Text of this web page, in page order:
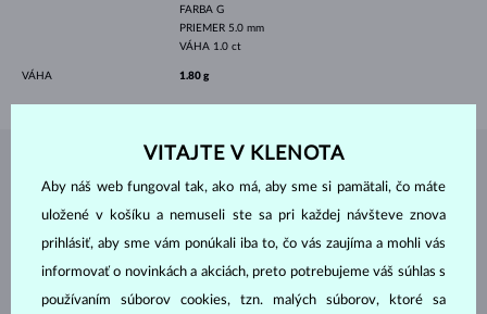
FARBA G
PRIEMER 5.0 mm
VÁHA 1.0 ct
VÁHA 1.80 g
ŠPERKY ZATELIÉRU KLENOTA
VITAJTE V KLENOTA
Aby náš web fungoval tak, ako má, aby sme si pamätali, čo máte
uložené v košíku a nemuseli ste sa pri každej návšteve znova
prihlásiť, aby sme vám ponúkali iba to, čo vás zaujíma a mohli vás
informovať o novinkách a akciách, preto potrebujeme váš súhlas s
používaním súborov cookies, tzn. malých súborov, ktoré sa